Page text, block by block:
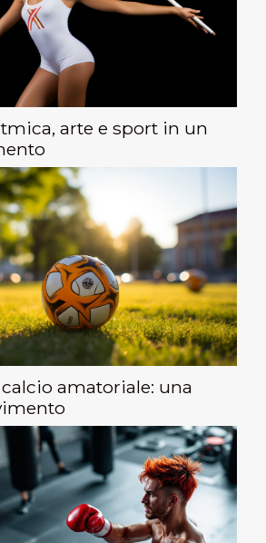
arte e sport in un
amatoriale: una